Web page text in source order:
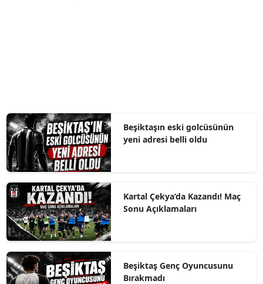
Beşiktaşın eski golcüsünün
yeni adresi belli oldu
Kartal Çekya’da Kazandı! Maç
Sonu Açıklamaları
Beşiktaş Genç Oyuncusunu
Bırakmadı